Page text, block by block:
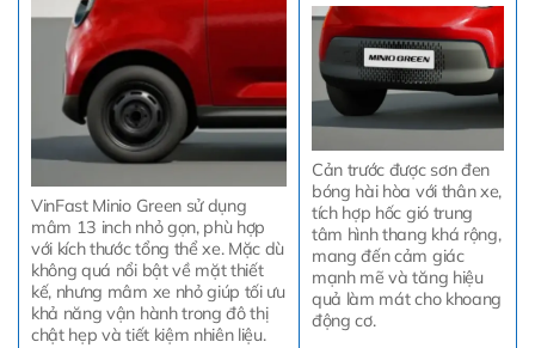
VinFast Minio Green sử dụng
mâm 13 inch nhỏ gọn, phù hợp
với kích thước tổng thể xe. Mặc dù
không quá nổi bật về mặt thiết
kế, nhưng mâm xe nhỏ giúp tối ưu
khả năng vận hành trong đô thị
chật hẹp và tiết kiệm nhiên liệu.
Cản trước được sơn đen
bóng hài hòa với thân xe,
tích hợp hốc gió trung
tâm hình thang khá rộng,
mang đến cảm giác
mạnh mẽ và tăng hiệu
quả làm mát cho khoang
động cơ.